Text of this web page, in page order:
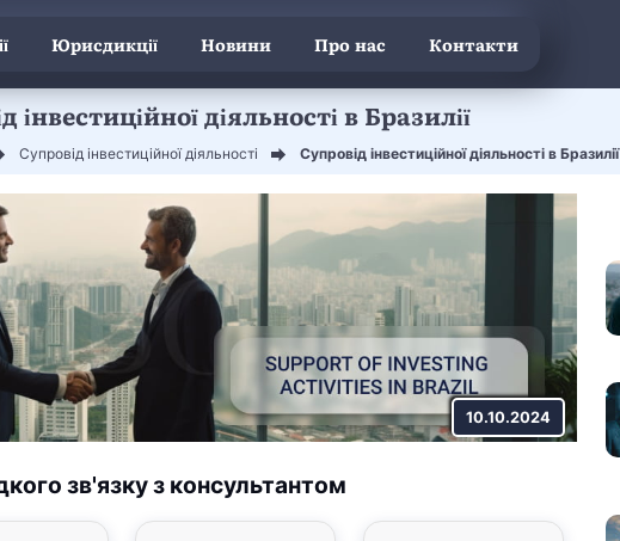
Юрисдикції Новини Про нас Контакти
інвестиційної діяльності в Бразилії
Супровід інвестиційної діяльності Супровід інвестиційної діяльності в Бразилії
10.10.2024
зв'язку з консультантом